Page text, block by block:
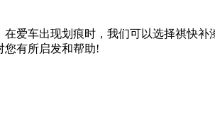
爱车出现划痕时，我们可以选择祺快
您有所启发和帮助!